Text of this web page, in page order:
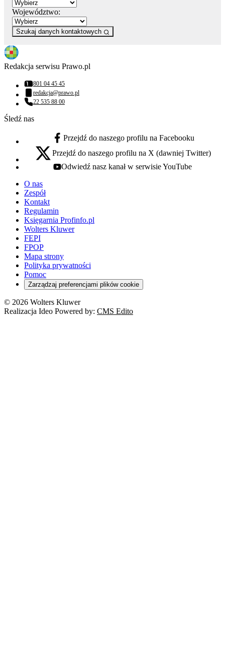
Województwo:
Szukaj danych kontaktowych
Redakcja serwisu Prawo.pl
Numer telefonu:
801 04 45 45
Adres email:
redakcja@prawo.pl
Numer telefonu:
22 535 88 00
Śledź nas
facebook - otwiera się w nowej karcie
Przejdź do naszego profilu na Facebooku
x - otwiera się w nowej karcie
Przejdź do naszego profilu na X (dawniej Twitter)
youtube - otwiera się w nowej karcie
Odwiedź nasz kanał w serwisie YouTube
O nas
Zespół
Kontakt
Regulamin
Księgarnia Profinfo.pl
Wolters Kluwer
FEPI
FPOP
Mapa strony
Polityka prywatności
Pomoc
Zarządzaj preferencjami plików cookie
© 2026 Wolters Kluwer
Realizacja Ideo Powered by: CMS Edito